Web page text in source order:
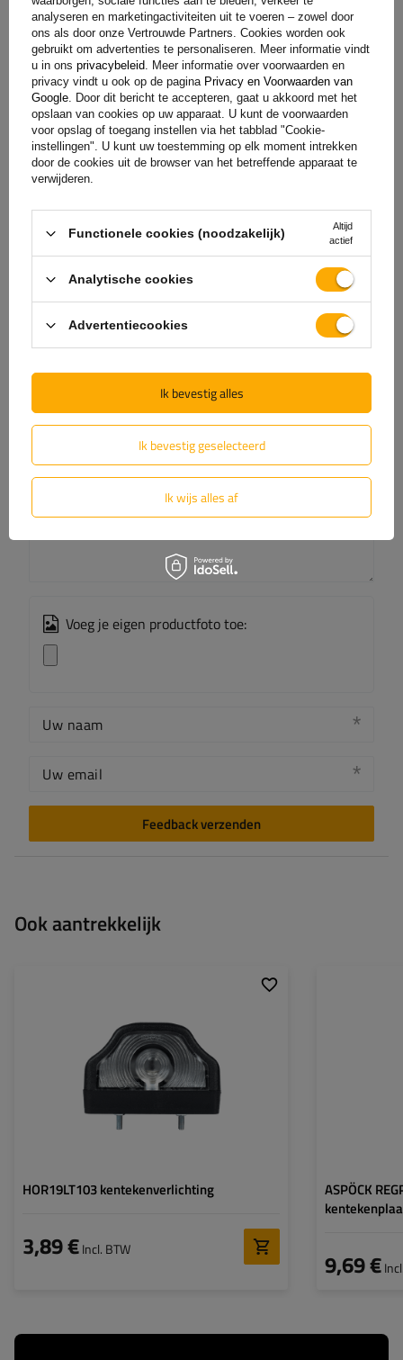
+31 30 3100444 unitrailer@utrailer.nl
Specificaties
Levering
Stel uw vraag
Beoordelingen(0)
Laat uw mening achter
Uw score:
5/5
De inhoud van uw beoordeling
Voeg je eigen productfoto toe:
Uw naam
Uw email
Feedback verzenden
Ook aantrekkelijk
HOR19LT103 kentekenverlichting
3,89 €Incl. BTW
ASPÖCK
9,69 €
analyseren en marketingactiviteiten uit te voeren – zowel door
ons als door onze Vertrouwde Partners. Cookies worden ook
gebruikt om advertenties te personaliseren. Meer informatie vindt
u in ons privacybeleid. Meer informatie over voorwaarden en
privacy vindt u ook op de pagina Privacy en Voorwaarden van
Google. Door dit bericht te accepteren, gaat u akkoord met het
opslaan van cookies op uw apparaat. U kunt de voorwaarden
voor opslag of toegang instellen via het tabblad "Cookie-
instellingen". U kunt uw toestemming op elk moment intrekken
door de cookies uit de browser van het betreffende apparaat te
verwijderen.
Functionele cookies (noodzakelijk)
Altijd
actief
Analytische cookies
Advertentiecookies
Ik bevestig geselecteerd
Ik wijs alles af
Ik bevestig alles